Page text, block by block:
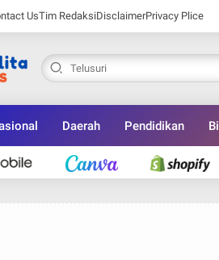
UsTim RedaksiDisclaimerPrivacy Plice
Daerah Pendidikan